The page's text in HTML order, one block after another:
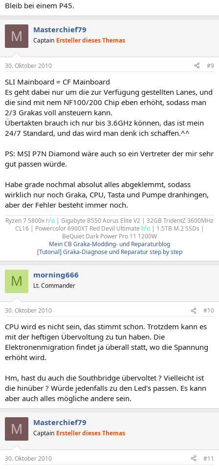
Bleib bei einem P45.
M Masterchief79
Captain Ersteller dieses Themas
30. Oktober 2010 #9
SLI Mainboard = CF Mainboard
Es geht dabei nur um die zur Verfügung gestellten Lanes, und
die sind mit nem NF100/200 Chip eben erhöht, sodass man
2/3 Grakas voll ansteuern kann.
Übertakten brauch ich nur bis 3.6GHz können, das ist mein
24/7 Standard, und das wird man denk ich schaffen.^^
PS: MSI P7N Diamond wäre auch so ein Vertreter der mir sehr
gut passen würde.
Habe grade nochmal absolut alles abgeklemmt, sodass
wirklich nur noch Graka, CPU, Tasta und Pumpe dranhingen,
aber der Fehler besteht immer noch.
Ryzen 7 5800x h²o | Gigabyte B550 Aorus Elite V2 | 32GB TridentZ 3600MHz
CL16 | Powercolor 6900XT Red Devil Ultimate h²o| 1.5TB M.2 SSDs |
BeQuiet Dark Power Pro 11 1200W
Mein CB Graka-Modding- und Reparaturblog
[Tutorial] Graka-Diagnose und Reparatur step by step
M morning666
Lt. Commander
30. Oktober 2010 #10
CPU wird es nicht sein, das stimmt schon. Trotzdem kann es
mit der heftigen Übervoltung zu tun haben. Die
Elektronenmigration findet ja überall statt, wo die Spannung
erhöht wird.
Hm, hast du auch die Southbridge übervoltet ? Vielleicht ist
die hinüber ? Würde jedenfalls zu den Led's passen. Es kann
aber auch alles mögliche andere sein.
M Masterchief79
Captain Ersteller dieses Themas
30. Oktober 2010 #11